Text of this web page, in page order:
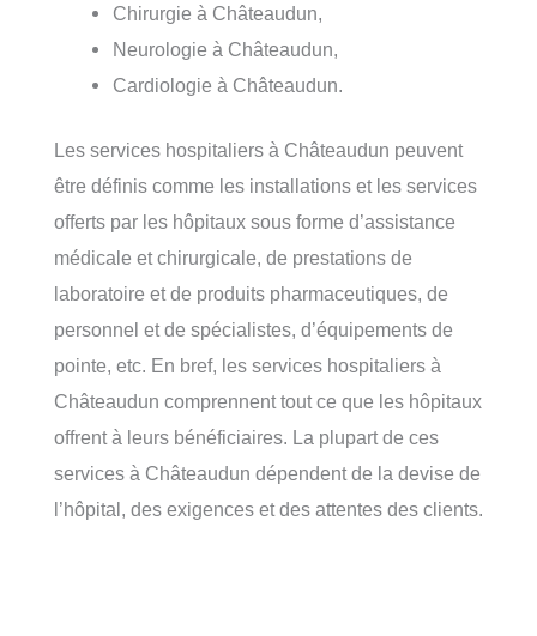
Chirurgie à Châteaudun,
Neurologie à Châteaudun,
Cardiologie à Châteaudun.
Les services hospitaliers à Châteaudun peuvent
être définis comme les installations et les services
offerts par les hôpitaux sous forme d’assistance
médicale et chirurgicale, de prestations de
laboratoire et de produits pharmaceutiques, de
personnel et de spécialistes, d’équipements de
pointe, etc. En bref, les services hospitaliers à
Châteaudun comprennent tout ce que les hôpitaux
offrent à leurs bénéficiaires. La plupart de ces
services à Châteaudun dépendent de la devise de
l’hôpital, des exigences et des attentes des clients.